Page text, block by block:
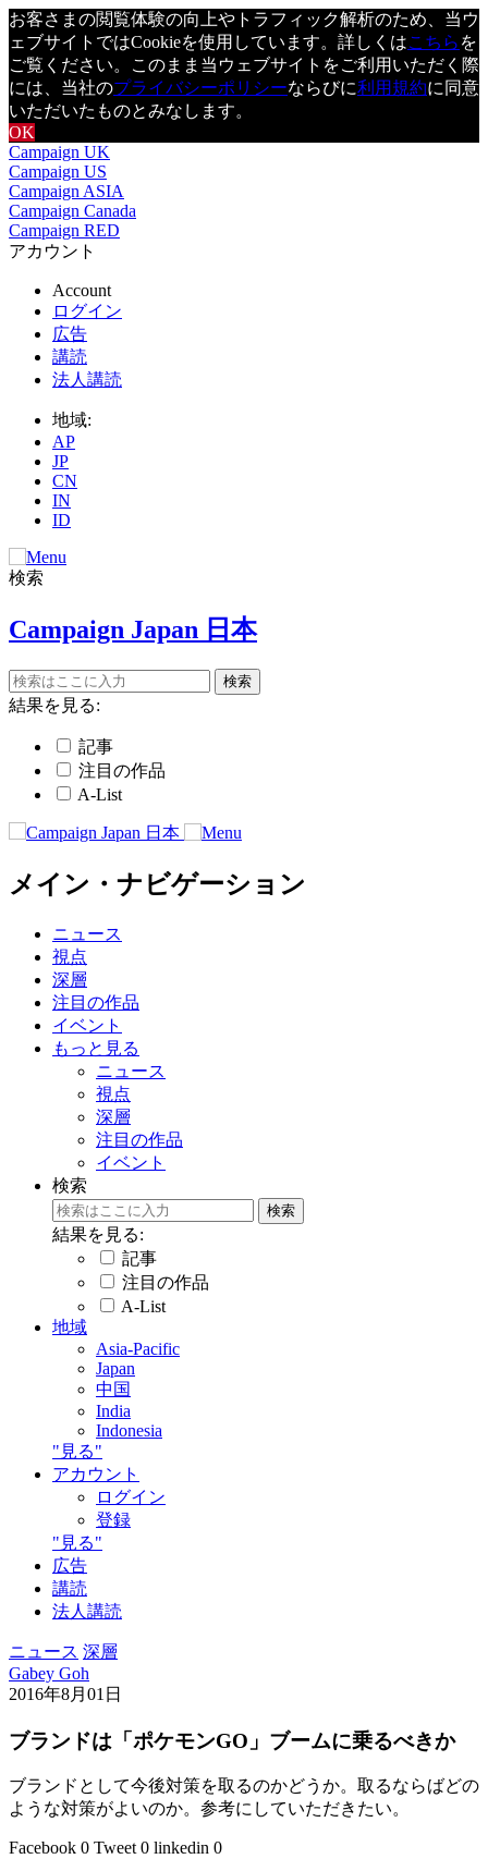
お客さまの閲覧体験の向上やトラフィック解析のため、当ウ
ェブサイトではCookieを使用しています。詳しくはこちら を
ご覧ください。このまま当ウェブサイトをご利用いただく際
には、当社のプライバシーポリシーならびに利用規約に同意
いただいたものとみなします。
OK
Campaign UK
Campaign US
Campaign ASIA
Campaign Canada
Campaign RED
アカウント
Account
ログイン
広告
講読
法人講読
地域:
AP
JP
CN
IN
ID
検索
Campaign Japan 日本
結果を見る:
記事
注目の作品
A-List
メイン・ナビゲーション
ニュース
視点
深層
注目の作品
イベント
もっと見る
ニュース
視点
深層
注目の作品
イベント
検索
結果を見る:
記事
注目の作品
A-List
地域
Asia-Pacific
Japan
中国
India
Indonesia
"見る"
アカウント
ログイン
登録
"見る"
広告
講読
法人講読
ニュース 深層
Gabey Goh
2016年8月01日
ブランドは「ポケモンGO」ブームに乗るべきか
ブランドとして今後対策を取るのかどうか。取るならばどの
ような対策がよいのか。参考にしていただきたい。
Facebook 0 Tweet 0 linkedin 0